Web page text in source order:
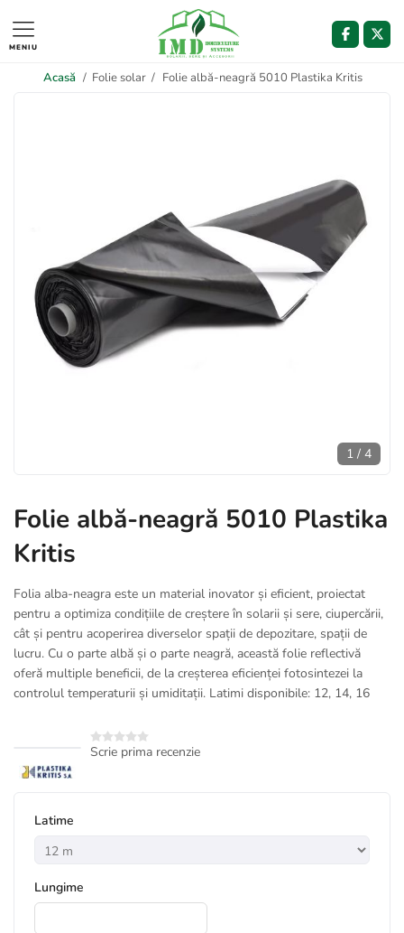
MENIU
Acasă / Folie solar / Folie albă-neagră 5010 Plastika Kritis
1 / 4
Folie albă-neagră 5010 Plastika
Kritis
Folia alba-neagra este un material inovator și eficient, proiectat
pentru a optimiza condițiile de creștere în solarii și sere, ciupercării,
cât și pentru acoperirea diverselor spații de depozitare, spații de
lucru. Cu o parte albă și o parte neagră, această folie reflectivă
oferă multiple beneficii, de la creșterea eficienței fotosintezei la
controlul temperaturii și umiditații. Latimi disponibile: 12, 14, 16
Scrie prima recenzie
Latime
Lungime